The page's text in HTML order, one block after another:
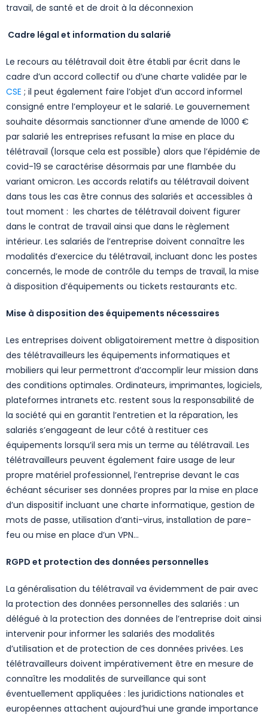
travail, de santé et de droit à la déconnexion
Cadre légal et information du salarié
Le recours au télétravail doit être établi par écrit dans le
cadre d’un accord collectif ou d’une charte validée par le
CSE ; il peut également faire l’objet d’un accord informel
consigné entre l’employeur et le salarié. Le gouvernement
souhaite désormais sanctionner d’une amende de 1000 €
par salarié les entreprises refusant la mise en place du
télétravail (lorsque cela est possible) alors que l’épidémie de
covid-19 se caractérise désormais par une flambée du
variant omicron. Les accords relatifs au télétravail doivent
dans tous les cas être connus des salariés et accessibles à
tout moment : les chartes de télétravail doivent figurer
dans le contrat de travail ainsi que dans le règlement
intérieur. Les salariés de l’entreprise doivent connaître les
modalités d’exercice du télétravail, incluant donc les postes
concernés, le mode de contrôle du temps de travail, la mise
à disposition d’équipements ou tickets restaurants etc.
Mise à disposition des équipements nécessaires
Les entreprises doivent obligatoirement mettre à disposition
des télétravailleurs les équipements informatiques et
mobiliers qui leur permettront d’accomplir leur mission dans
des conditions optimales. Ordinateurs, imprimantes, logiciels,
plateformes intranets etc. restent sous la responsabilité de
la société qui en garantit l’entretien et la réparation, les
salariés s’engageant de leur côté à restituer ces
équipements lorsqu’il sera mis un terme au télétravail. Les
télétravailleurs peuvent également faire usage de leur
propre matériel professionnel, l’entreprise devant le cas
échéant sécuriser ses données propres par la mise en place
d’un dispositif incluant une charte informatique, gestion de
mots de passe, utilisation d’anti-virus, installation de pare-
feu ou mise en place d’un VPN…
RGPD et protection des données personnelles
La généralisation du télétravail va évidemment de pair avec
la protection des données personnelles des salariés : un
délégué à la protection des données de l’entreprise doit ainsi
intervenir pour informer les salariés des modalités
d’utilisation et de protection de ces données privées. Les
télétravailleurs doivent impérativement être en mesure de
connaître les modalités de surveillance qui sont
éventuellement appliquées : les juridictions nationales et
européennes attachent aujourd’hui une grande importance